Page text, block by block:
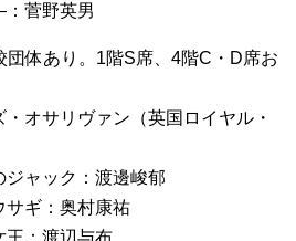
菅野英男
団体あり。1階S席、4階C・D席お
オサリヴァン（英国ロイヤル・
ャック：渡邊峻郁
サギ：奥村康祐